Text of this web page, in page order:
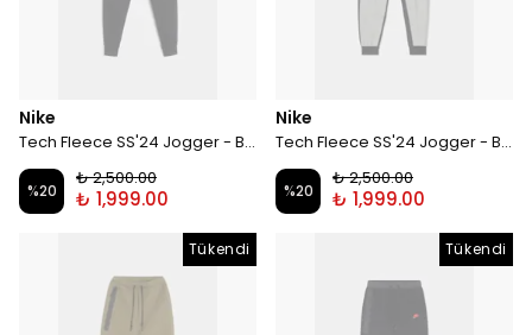
Nike
Tech Fleece SS'24 Jogger - Black
%20
₺ 2,500.00
₺ 1,999.00
Nike
Tech Fleece SS'24 Jogger - Black / Grey
%20
₺ 2,500.00
₺ 1,999.00
Tükendi Tükendi